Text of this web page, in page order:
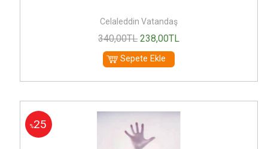
Celaleddin Vatandaş
340,00TL 238,00TL
Sepete Ekle
%25